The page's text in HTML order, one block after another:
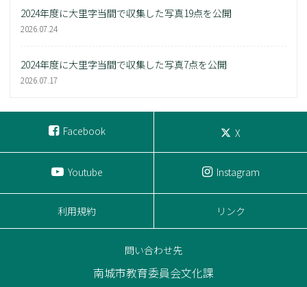
2024年度に大里字当間で収集した写真19点を公開
2026.07.24
2024年度に大里字当間で収集した写真7点を公開
2026.07.17
Facebook X
Youtube Instagram
利用規約 リンク
問い合わせ先
南城市教育委員会文化課